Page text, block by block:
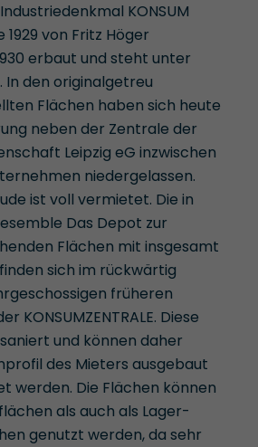
KONSUM
1929 von Fritz Höger
erbaut und steht unter
In den originalgetreu
Flächen haben sich heute
neben der Zentrale der
Leipzig eG inzwischen
niedergelassen.
ist voll vermietet. Die in
Das Depot zur
Flächen mit insgesamt
sich im rückwärtig
früheren
KONSUMZENTRALE. Diese
und können daher
des Mieters ausgebaut
werden. Die Flächen können
als auch als Lager-
genutzt werden, da sehr